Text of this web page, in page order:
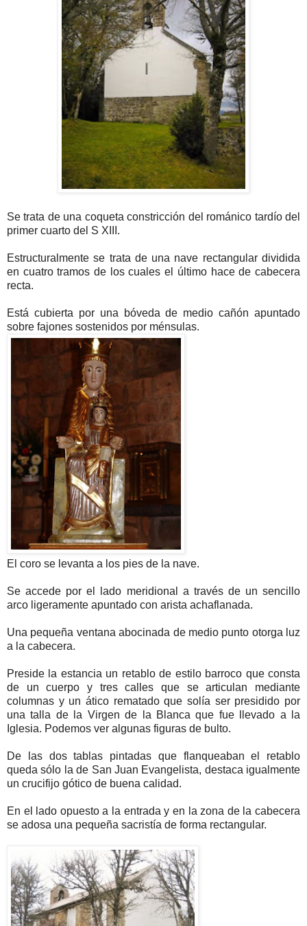
Se trata de una coqueta constricción del románico tardío del
primer cuarto del S XIII.
Estructuralmente se trata de una nave rectangular dividida
en cuatro tramos de los cuales el último hace de cabecera
recta.
Está cubierta por una bóveda de medio cañón apuntado
sobre fajones sostenidos por ménsulas.
El coro se levanta a los pies de la nave.
Se accede por el lado meridional a través de un sencillo
arco ligeramente apuntado con arista achaflanada.
Una pequeña ventana abocinada de medio punto otorga luz
a la cabecera.
Preside la estancia un retablo de estilo barroco que consta
de un cuerpo y tres calles que se articulan mediante
columnas y un ático rematado que solía ser presidido por
una talla de la Virgen de la Blanca que fue llevado a la
Iglesia. Podemos ver algunas figuras de bulto.
De las dos tablas pintadas que flanqueaban el retablo
queda sólo la de San Juan Evangelista, destaca igualmente
un crucifijo gótico de buena calidad.
En el lado opuesto a la entrada y en la zona de la cabecera
se adosa una pequeña sacristía de forma rectangular.